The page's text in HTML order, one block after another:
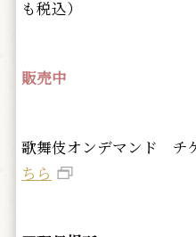
も税込）
販売中
歌舞伎オンデマンド チ
ちら